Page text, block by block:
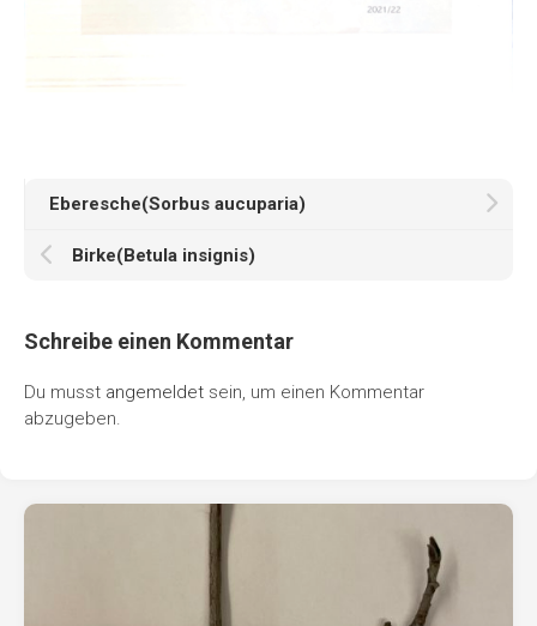
Eberesche(Sorbus aucuparia)
Birke(Betula insignis)
Schreibe einen Kommentar
Du musst angemeldet sein, um einen Kommentar
abzugeben.